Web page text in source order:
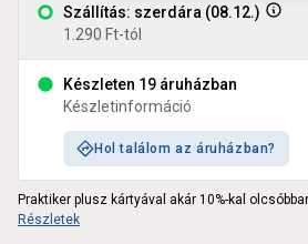
Szállítás: szerdára (08.12.)
1.290 Ft-tól
Készleten 19 áruházban
Készletinformáció
Hol találom az áruházban?
Praktiker plusz kártyával akár 10%-kal
Részletek